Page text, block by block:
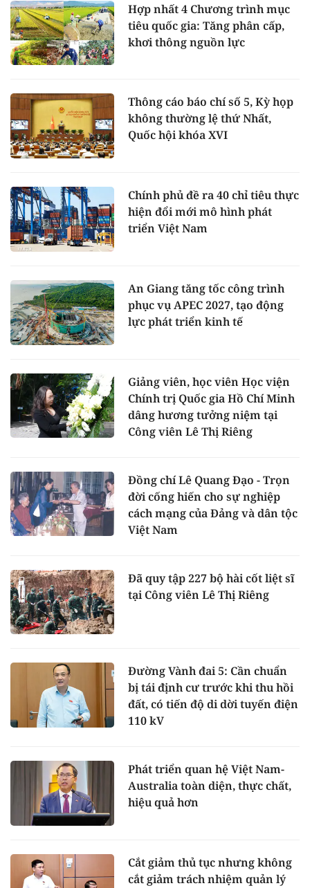
Hợp nhất 4 Chương trình mục
tiêu quốc gia: Tăng phân cấp,
khơi thông nguồn lực
Thông cáo báo chí số 5, Kỳ họp
không thường lệ thứ Nhất,
Quốc hội khóa XVI
Chính phủ đề ra 40 chỉ tiêu thực
hiện đổi mới mô hình phát
triển Việt Nam
An Giang tăng tốc công trình
phục vụ APEC 2027, tạo động
lực phát triển kinh tế
Giảng viên, học viên Học viện
Chính trị Quốc gia Hồ Chí Minh
dâng hương tưởng niệm tại
Công viên Lê Thị Riêng
Đồng chí Lê Quang Đạo - Trọn
đời cống hiến cho sự nghiệp
cách mạng của Đảng và dân tộc
Việt Nam
Đã quy tập 227 bộ hài cốt liệt sĩ
tại Công viên Lê Thị Riêng
Đường Vành đai 5: Cần chuẩn
bị tái định cư trước khi thu hồi
đất, có tiến độ di dời tuyến điện
110 kV
Phát triển quan hệ Việt Nam-
Australia toàn diện, thực chất,
hiệu quả hơn
Cắt giảm thủ tục nhưng không
cắt giảm trách nhiệm quản lý